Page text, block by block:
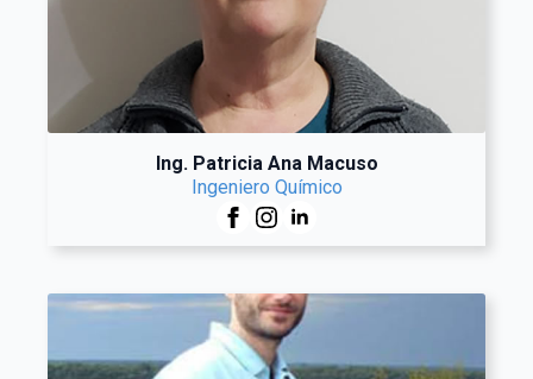
Ing. Patricia Ana Macuso
Ingeniero Químico